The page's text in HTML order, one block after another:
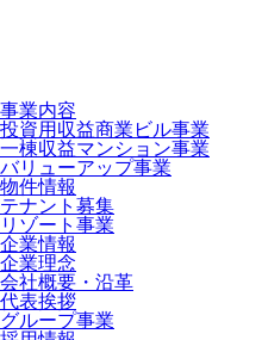
事業内容
投資用収益商業ビル事業
一棟収益マンション事業
バリューアップ事業
物件情報
テナント募集
リゾート事業
企業情報
企業理念
会社概要・沿革
代表挨拶
グループ事業